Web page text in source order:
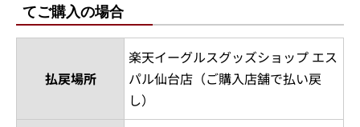
てご購入の場合
払戻場所
楽天イーグルスグッズショップ エス
パル仙台店（ご購入店舗で払い戻
し）